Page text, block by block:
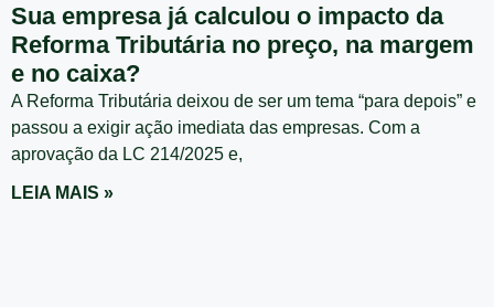
Sua empresa já calculou o impacto da
Reforma Tributária no preço, na margem
e no caixa?
A Reforma Tributária deixou de ser um tema “para depois” e
passou a exigir ação imediata das empresas. Com a
aprovação da LC 214/2025 e,
LEIA MAIS »